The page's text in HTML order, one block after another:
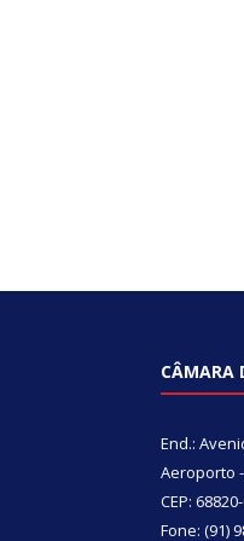
CÂMARA
End.:
Aeroporto
CEP:
Fone: (91)